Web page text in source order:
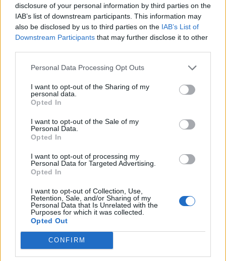
disclosure of your personal information by third parties on the
IAB’s list of downstream participants. This information may
also be disclosed by us to third parties on the IAB’s List of
Downstream Participants that may further disclose it to other
Personal Data Processing Opt Outs
I want to opt-out of the Sharing of my
personal data.
Opted In
I want to opt-out of the Sale of my
Personal Data.
Opted In
I want to opt-out of processing my
Personal Data for Targeted Advertising.
Opted In
I want to opt-out of Collection, Use,
Retention, Sale, and/or Sharing of my
Personal Data that Is Unrelated with the
Purposes for which it was collected.
Opted Out
CONFIRM
ΑΠΟΨΕΙΣ
Εδώ Παππάς, εκεί Παππάς, που είναι